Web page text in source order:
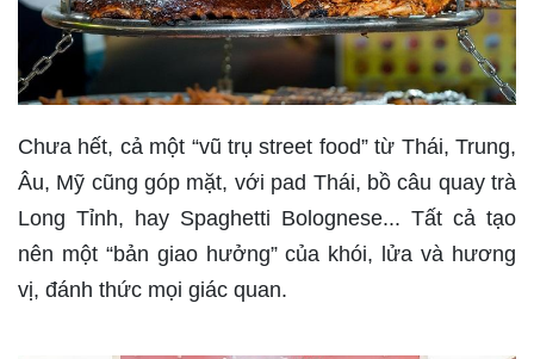
Chưa hết, cả một “vũ trụ street food” từ Thái, Trung,
Âu, Mỹ cũng góp mặt, với pad Thái, bồ câu quay trà
Long Tỉnh, hay Spaghetti Bolognese... Tất cả tạo
nên một “bản giao hưởng” của khói, lửa và hương
vị, đánh thức mọi giác quan.